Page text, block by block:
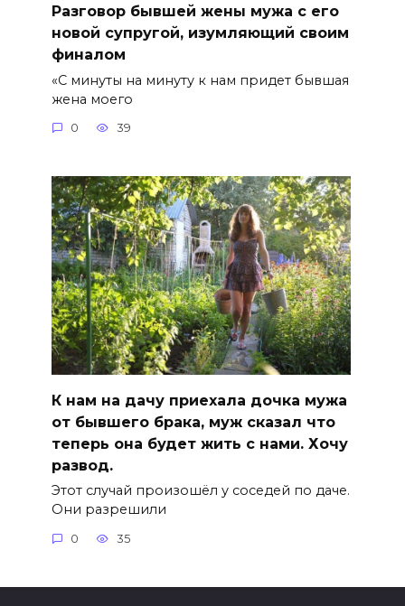
Разговор бывшей жены мужа с его
новой супругой, изумляющий своим
финалом
«С минуты на минуту к нам придет бывшая
жена моего
0 39
К нам на дачу приехала дочка мужа
от бывшего брака, муж сказал что
теперь она будет жить с нами. Хочу
развод.
Этот случай произошёл у соседей по даче.
Они разрешили
0 35